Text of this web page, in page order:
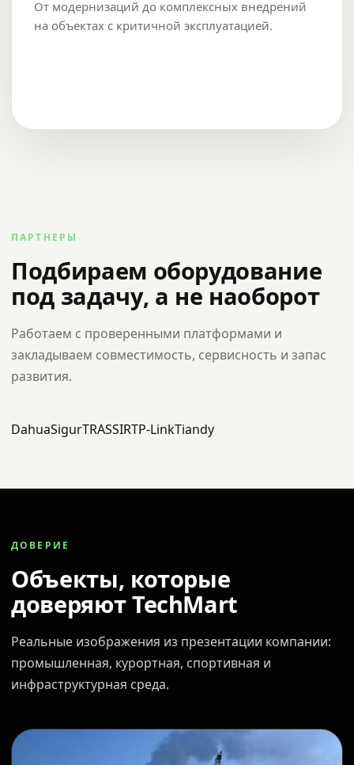
От модернизаций до комплексных внедрений
на объектах с критичной эксплуатацией.
ПАРТНЕРЫ
Подбираем оборудование
под задачу, а не наоборот
Работаем с проверенными платформами и
закладываем совместимость, сервисность и запас
развития.
DahuaSigurTRASSIRTP-LinkTiandy
ДОВЕРИЕ
Объекты, которые
доверяют TechMart
Реальные изображения из презентации компании:
промышленная, курортная, спортивная и
инфраструктурная среда.